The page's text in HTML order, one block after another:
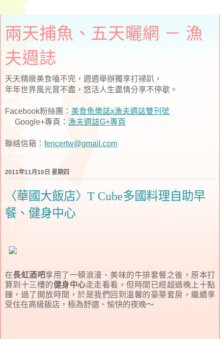
兩天捕魚、五天曬網 － 漁
夫週誌
天天精緻美食嗑不完，週週舉辦獨享打掃趴，
年年世界風光賞不盡，悠活人生盡情分享不停歇。
Facebook粉絲團： 美食魚樂誌x漁夫週誌雙刊號
Google+專頁： 漁夫週誌G+專頁
聯絡信箱： fencertw@gmail.com
2011年11月10日 星期四
〈華國大飯店〉T Cube多國料理自助早
餐、健身中心
在長虹酒吧享用了一頓浪漫、美味的牛排套餐之後，原本打
算到十三樓的健身中心走走看看，但時間已經超過晚上十點
鐘，過了開放時間，於是我們回到溫馨的豪華套房，繼續享
受住在高級飯店，極為舒適、愉快的夜晚～